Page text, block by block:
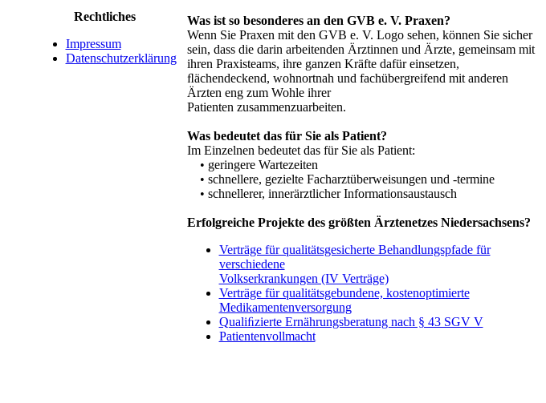
Rechtliches
Impressum
Datenschutzerklärung
Was ist so besonderes an den GVB e. V. Praxen?
Wenn Sie Praxen mit den GVB e. V. Logo sehen, können Sie sicher
sein, dass die darin arbeitenden Ärztinnen und Ärzte, gemeinsam mit
ihren Praxisteams, ihre ganzen Kräfte dafür einsetzen,
ﬂächendeckend, wohnortnah und fachübergreifend mit anderen
Ärzten eng zum Wohle ihrer
Patienten zusammenzuarbeiten.
Was bedeutet das für Sie als Patient?
Im Einzelnen bedeutet das für Sie als Patient:
• geringere Wartezeiten
• schnellere, gezielte Facharztüberweisungen und -termine
• schnellerer, innerärztlicher Informationsaustausch
Erfolgreiche Projekte des größten Ärztenetzes Niedersachsens?
Verträge für qualitätsgesicherte Behandlungspfade für
verschiedene
Volkserkrankungen (IV Verträge)
Verträge für qualitätsgebundene, kostenoptimierte
Medikamentenversorgung
Qualiﬁzierte Ernährungsberatung nach § 43 SGV V
Patientenvollmacht